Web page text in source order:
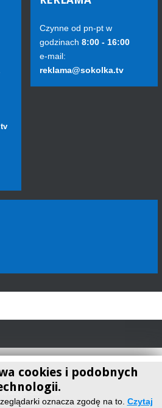
Czynne od pn-pt w
godzinach 8:00 - 16:00
e-mail:
reklama@sokolka.tv
cookies i podobnych
oznacza zgodę na to. Czytaj
Sokółka